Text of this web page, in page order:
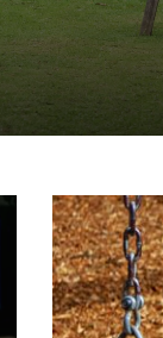
সুযোগ
প্রা
থ
মি
ক
স্কু
লে